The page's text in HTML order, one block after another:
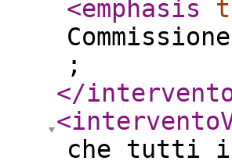
<emphasis
;
</
che tutti i